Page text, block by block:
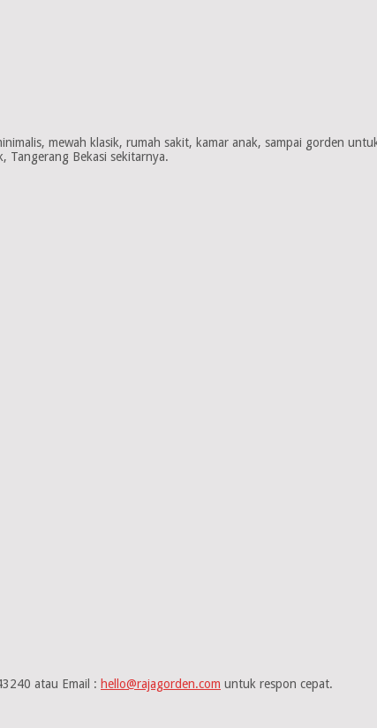
mewah klasik, rumah sakit, kamar anak, sampai gorden
Tangerang Bekasi sekitarnya.
atau Email : hello@rajagorden.com untuk respon cepat.